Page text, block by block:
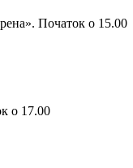
Початок о 15.00
о 17.00